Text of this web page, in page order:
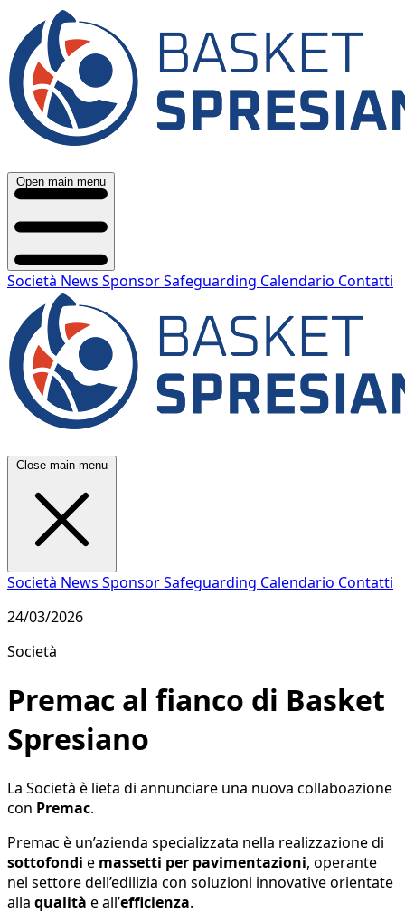
Open main menu
Società News SponsorSafeguarding Calendario Contatti
Close main menu
Società News SponsorSafeguarding Calendario Contatti
24/03/2026
Società
Premac al fianco di Basket
Spresiano
La Società è lieta di annunciare una nuova collaboazione
con Premac.
Premac è un’azienda specializzata nella realizzazione di
sottofondi e massetti per pavimentazioni, operante
nel settore dell’edilizia con soluzioni innovative orientate
alla qualità e all’efficienza.